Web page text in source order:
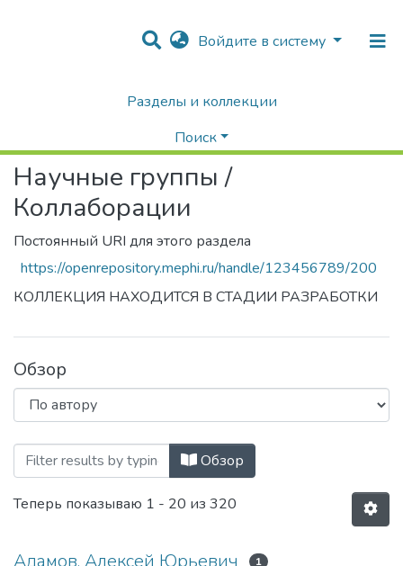
Войдите в систему
Разделы и коллекции
Поиск
Научные группы / Коллаборации
Научные группы /
Коллаборации
Постоянный URI для этого раздела
https://openrepository.mephi.ru/handle/123456789/200
КОЛЛЕКЦИЯ НАХОДИТСЯ В СТАДИИ РАЗРАБОТКИ
Обзор
Просмотр Научные группы /
Обзор
Теперь показываю 1 - 20 из 320
Адамов, Алексей Юрьевич 1